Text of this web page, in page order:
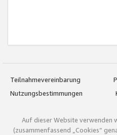
Teilnahmevereinbarung
Nutzungsbestimmungen
Auf dieser Website verwenden
(zusammenfassend „Cookies“